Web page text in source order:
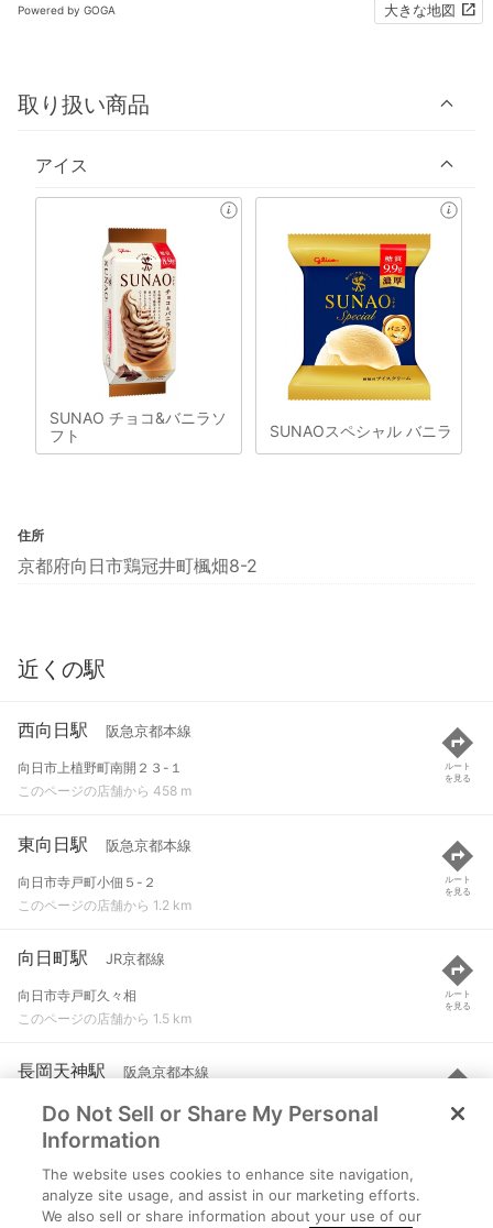
Powered by GOGA 大きな地図
取り扱い商品
アイス
SUNAO チョコ&バニラソ
フト
SUNAOスペシャル バニラ
住所
京都府向日市鶏冠井町楓畑8-2
近くの駅
西向日駅 阪急京都本線
向日市上植野町南開２３-１
このページの店舗から 458 m
ルート
を見る
東向日駅 阪急京都本線
向日市寺戸町小佃５-２
このページの店舗から 1.2 km
ルート
を見る
向日町駅 JR京都線
向日市寺戸町久々相
このページの店舗から 1.5 km
ルート
を見る
長岡天神駅 阪急京都本線
長岡京市天神１-３０-１
このページの店舗から 2.2 km
ルート
を見る
長岡京駅 JR京都線
長岡京市神足２丁目
Do Not Sell or Share My Personal
Information
The website uses cookies to enhance site navigation,
analyze site usage, and assist in our marketing efforts.
We also sell or share information about your use of our